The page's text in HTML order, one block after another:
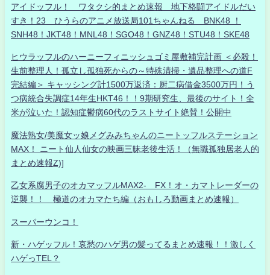
アイドッフル！ ワタクシ的まとめ速報 地下格闘アイドルだい
すき！23 ひうらのアニメ放送局101ちゃんねる BNK48 ！
SNH48！JKT48！MNL48！SGO48！GNZ48！STU48！SKE48
ヒウラッフルのハーニーフィニッシュゴミ屋敷補完計画 ＜必殺！
生前整理人！孤立し孤独死からの～特殊清掃・遺品整理への道F
完結編＞ キャッシング計1500万返済：厨二病借金3500万円！う
つ病統合失調症14年生HKT46！！9期研究生、最後のサイト！全
米が泣いた！認知症鬱病60代のラストサイト絶賛！公開中
魔法熟女/美魔女ッ娘メグみみちゃんのニートッフルステーション
MAX！ ニート仙人仙女の映画三昧老後生活！（無職孤独居老人的
まとめ速報Z)]
乙女系腐男子のオカマッフルMAX2- FX！オ・カマトレーダーの
逆襲！！ 極道のオカマたち編（おもしろ動画まとめ速報）
スーパーウンコ！
新・ハゲッフル！哀愁のハゲ男の髪ってるまとめ速報！！激しく
ハゲっTEL？